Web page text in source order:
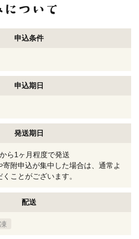
申込条件
申込期日
発送期日
ら1ヶ月程度で発送
附申込が集中した場合は、通常よ
ことがございます。
配送